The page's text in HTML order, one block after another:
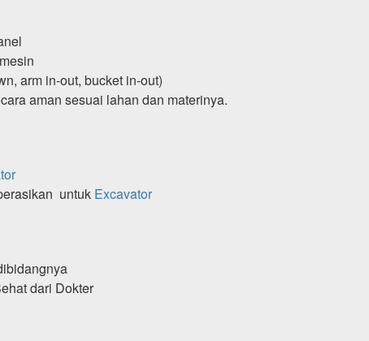
arm in-out, bucket in-out)
aman sesuai lahan dan materinya.
untuk Excavator
dari Dokter